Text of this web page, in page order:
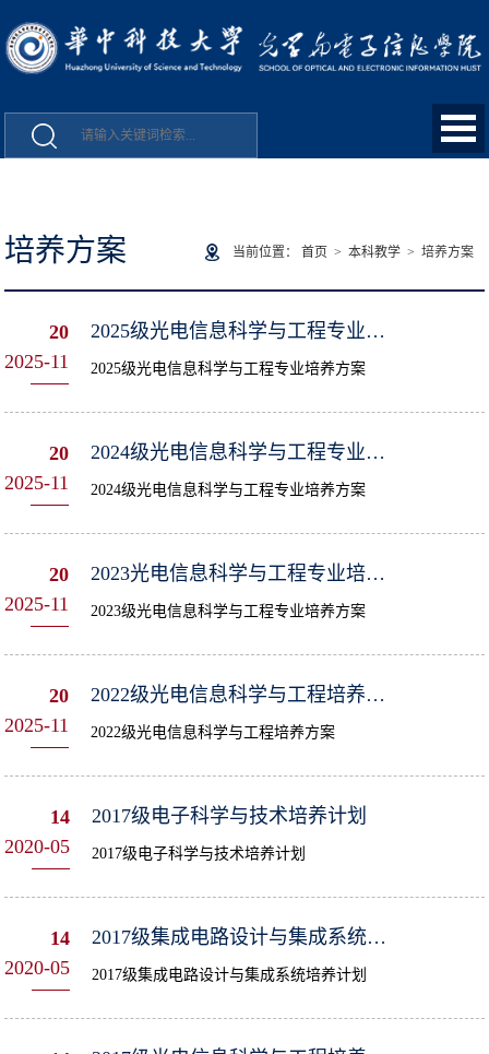
培养方案 当前位置： 首页 > 本科教学> 培养方案
20
2025-11
​2025级光电信息科学与工程专业培养方案
2025级光电信息科学与工程专业培养方案
20
2025-11
​2024级光电信息科学与工程专业培养方案
2024级光电信息科学与工程专业培养方案
20
2025-11
2023光电信息科学与工程专业培养方案
2023级光电信息科学与工程专业培养方案
20
2025-11
2022级光电信息科学与工程培养方案
2022级光电信息科学与工程培养方案
14
2020-05
​2017级电子科学与技术培养计划
2017级电子科学与技术培养计划
14
2020-05
​2017级集成电路设计与集成系统培养计划
2017级集成电路设计与集成系统培养计划